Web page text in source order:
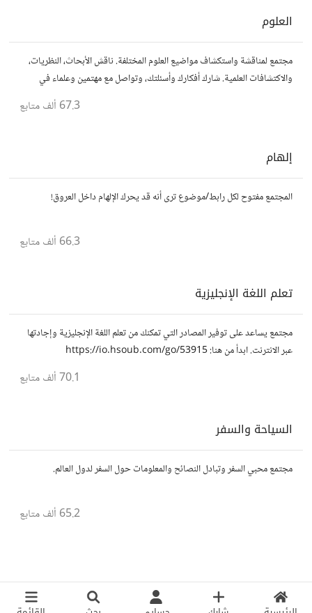
العلوم
مجتمع لمناقشة واستكشاف مواضيع العلوم المختلفة. ناقش الأبحاث، النظريات،
والاكتشافات العلمية. شارك أفكارك وأسئلتك، وتواصل مع مهتمين وعلماء في
67.3 ألف متابع
إلهام
المجتمع مفتوح لكل رابط/موضوع ترى أنه قد يحرك الإلهام داخل العروق!
66.3 ألف متابع
تعلم اللغة الإنجليزية
مجتمع يساعد على توفير المصادر التي تمكنك من تعلم اللغة الإنجليزية وإجادتها
عبر الانترنت. ابدأ من هنا: https://io.hsoub.com/go/53915
70.1 ألف متابع
السياحة والسفر
مجتمع محبي السفر وتبادل النصائح والمعلومات حول السفر لدول العالم.
65.2 ألف متابع